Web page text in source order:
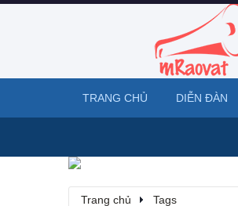
Trang chủ Tags
TRANG CHỦ DIỄN ĐÀN